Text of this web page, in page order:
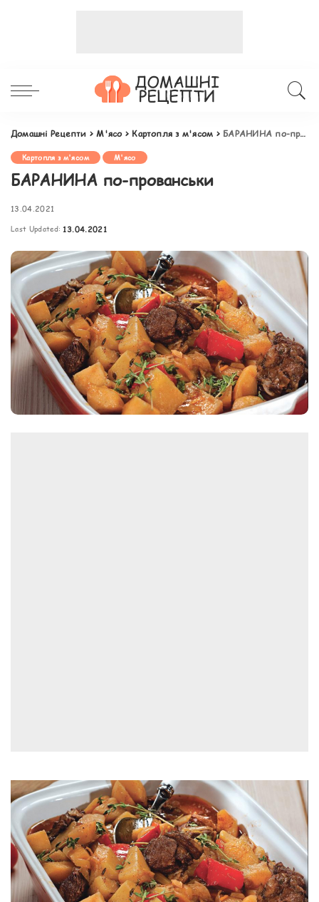
Домашні Рецепти >М'ясо> Картопля з м'ясом > БАРАНИНА по-прованськи
Картопля з м'ясом М'ясо
БАРАНИНА по-прованськи
13.04.2021
Last Updated: 13.04.2021